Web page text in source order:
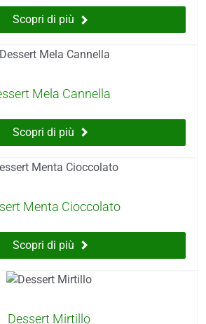
Scopri di più
Mela Cannella
Scopri di più
Menta Cioccolato
Scopri di più
Dessert Mirtillo